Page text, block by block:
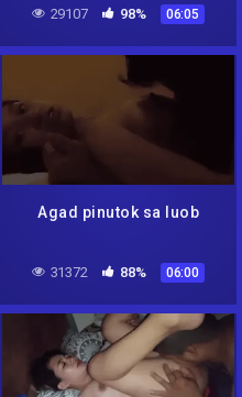
29107 98% 06:05
Agad pinutok sa luob
31372 88% 06:00